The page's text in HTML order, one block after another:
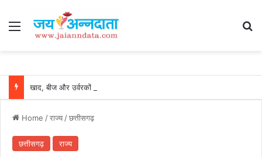
Menu
Home /राज्य/छत्तीसगढ़
छत्तीसगढ़ राज्य